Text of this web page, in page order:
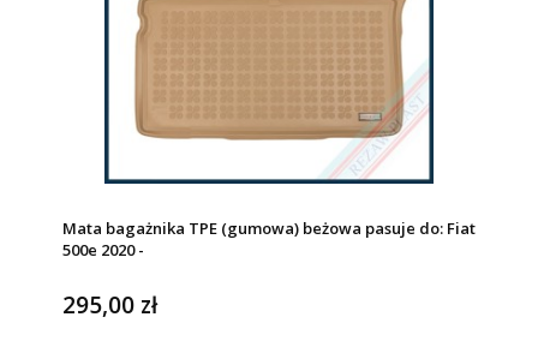
Mata bagażnika TPE (gumowa) beżowa pasuje do: Fiat
500e 2020 -
295,00 zł